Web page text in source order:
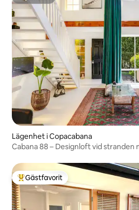
Lägenhet i Copacabana
Cabana 88 – Designloft vid stranden
Populär gästfavorit
Gästfavorit